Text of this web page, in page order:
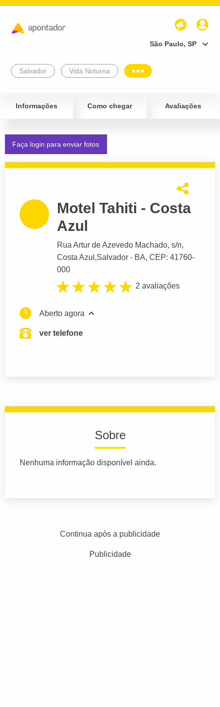
São Paulo, SP
Salvador Vida Noturna
Informações Como chegar Avaliações
Faça login para enviar fotos
Motel Tahiti - Costa
Azul
Rua Artur de Azevedo Machado, s/n,
Costa Azul,Salvador - BA, CEP: 41760-
000
2 avaliações
Aberto agora
ver telefone
Sobre
Nenhuma informação disponível ainda.
Continua após a publicidade
Publicidade